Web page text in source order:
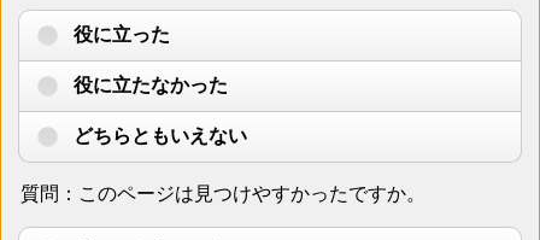
役に立った
役に立たなかった
どちらともいえない
質問：このページは見つけやすかったですか。